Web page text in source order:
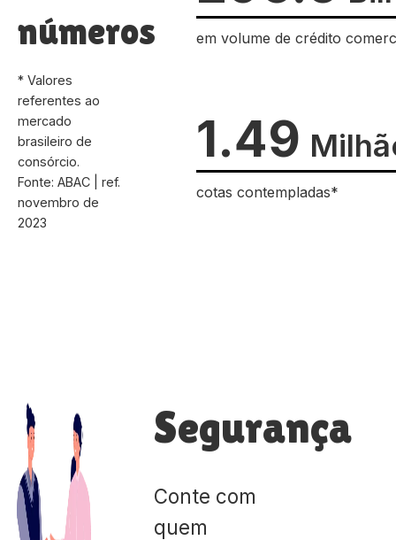
números
* Valores
referentes ao
mercado
brasileiro de
consórcio.
Fonte: ABAC | ref.
novembro de
2023
em volume de crédito
1.49
cotas contempladas*
Segurança
Conte com
quem